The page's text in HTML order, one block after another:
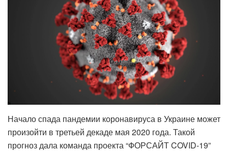
Начало спада пандемии коронавируса в Украине может
произойти в третьей декаде мая 2020 года. Такой
прогноз дала команда проекта “ФОРСАЙТ COVID-19”